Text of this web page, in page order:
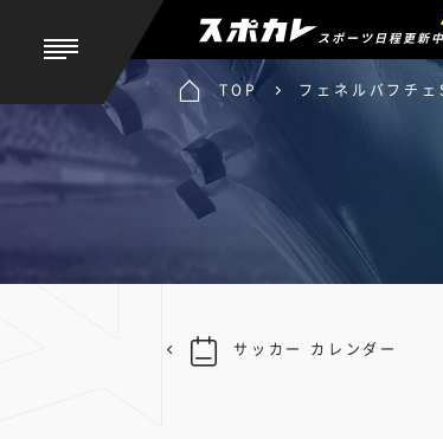
スポーツ日程更新中
TOP フェネルバフチ
サッカー カレンダー